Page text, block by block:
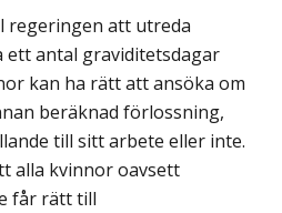
regeringen att utreda
antal graviditets­dagar
kan ha rätt att ansöka om
beräknad förlossning,
till sitt arbete eller inte.
alla kvinnor oavsett
får rätt till